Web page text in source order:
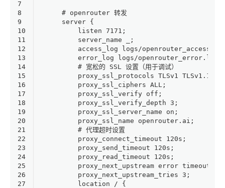
7
8
9
10
11
12
13
14
15
16
17
18
19
20
21
22
23
24
25
26
27
    # openrouter 转发
    server {
        listen 7171;
        server_name _;
access_log logs/
error_log logs/openrouter_error.log
        # 宽松的 SSL 设置（用于调试）
proxy_ssl_protocols TLSv1 TLSv1.1
        proxy_ssl_ciphers ALL;
        proxy_ssl_verify off;
        proxy_ssl_verify_depth 3;
        proxy_ssl_server_name on;
        proxy_ssl_name openrouter.ai;
        # 代理超时设置
        proxy_connect_timeout 120s;
        proxy_send_timeout 120s;
        proxy_read_timeout 120s;
proxy_next_upstream error timeout
        proxy_next_upstream_tries 3;
        location / {